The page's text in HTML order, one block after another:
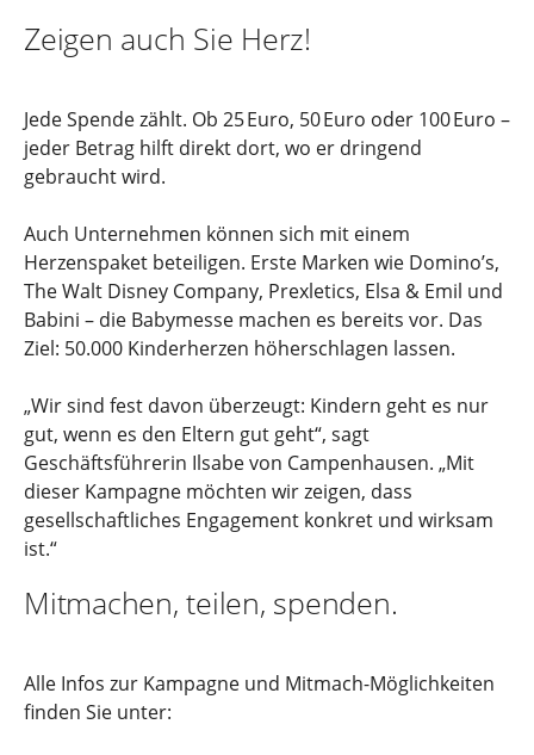
Zeigen auch Sie Herz!
Jede Spende zählt. Ob 25 Euro, 50 Euro oder 100 Euro –
jeder Betrag hilft direkt dort, wo er dringend
gebraucht wird.
Auch Unternehmen können sich mit einem
Herzenspaket beteiligen. Erste Marken wie Domino’s,
The Walt Disney Company, Prexletics, Elsa & Emil und
Babini – die Babymesse machen es bereits vor. Das
Ziel: 50.000 Kinderherzen höherschlagen lassen.
„Wir sind fest davon überzeugt: Kindern geht es nur
gut, wenn es den Eltern gut geht“, sagt
Geschäftsführerin Ilsabe von Campenhausen. „Mit
dieser Kampagne möchten wir zeigen, dass
gesellschaftliches Engagement konkret und wirksam
ist.“
Mitmachen, teilen, spenden.
Alle Infos zur Kampagne und Mitmach-Möglichkeiten
finden Sie unter: